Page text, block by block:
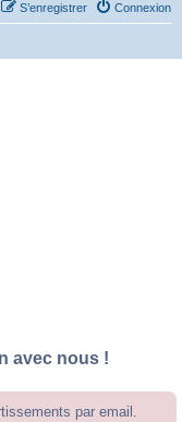
Connexion
S’enregistrer
avec nous !
par email.